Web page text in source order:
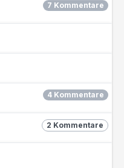
7 Kommentare
4 Kommentare
2 Kommentare